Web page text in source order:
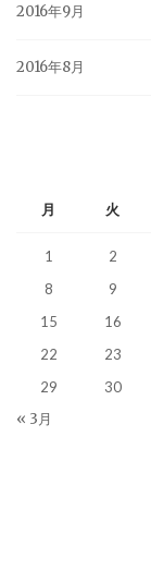
2016年9月
2016年8月
月 火
1 2
8
9
15
16
22
23
29
30
« 3月